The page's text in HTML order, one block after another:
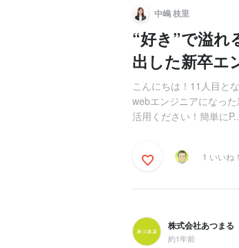
中嶋 枝里
“好き”で溢れ
出した新卒エ
こんにちは！11人目と
webエンジニアになっ
活用ください！簡単に
1 いいね！
株式会社あつまる
約1年前